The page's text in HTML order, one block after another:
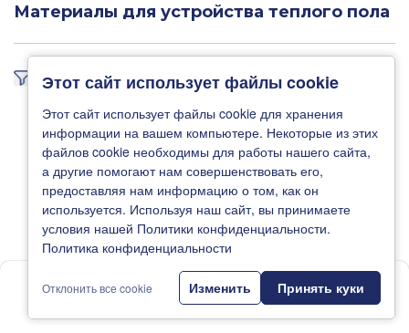
Этот сайт использует файлы cookie
Этот сайт использует файлы cookie для хранения
информации на вашем компьютере. Некоторые из этих
файлов cookie необходимы для работы нашего сайта,
а другие помогают нам совершенствовать его,
предоставляя нам информацию о том, как он
используется. Используя наш сайт, вы принимаете
условия нашей Политики конфиденциальности.
Политика конфиденциальности
Отклонить все cookie Изменить Принять куки
Материалы для устройства теплого пола
Фильтр